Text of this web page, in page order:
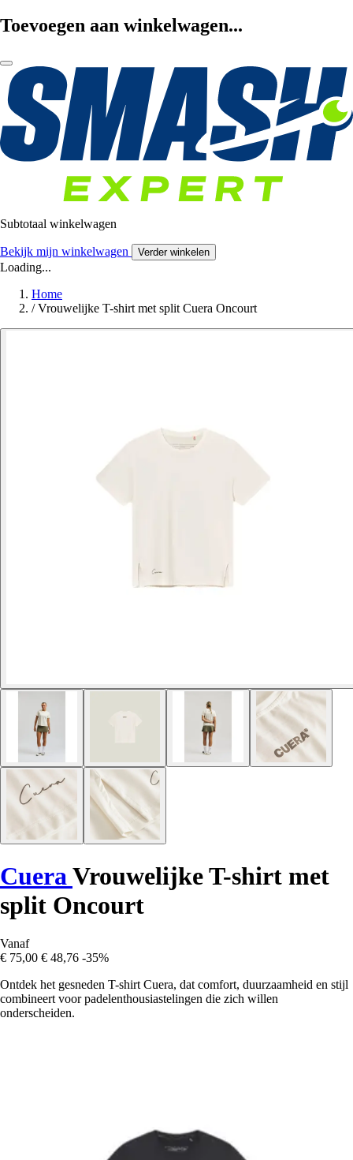
Toevoegen aan winkelwagen...
Subtotaal winkelwagen
Bekijk mijn winkelwagen Verder winkelen
Loading...
Home
/ Vrouwelijke T-shirt met split Cuera Oncourt
Cuera Vrouwelijke T-shirt met
split Oncourt
Vanaf
€ 75,00 € 48,76 -35%
Ontdek het gesneden T-shirt Cuera, dat comfort, duurzaamheid en stijl
combineert voor padelenthousiastelingen die zich willen
onderscheiden.